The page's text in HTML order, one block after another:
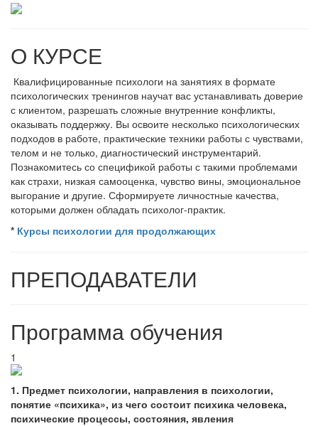
О КУРСЕ
Квалифицированные психологи на занятиях в формате
психологических тренингов научат вас устанавливать доверие
с клиентом, разрешать сложные внутренние конфликты,
оказывать поддержку. Вы освоите несколько психологических
подходов в работе, практические техники работы с чувствами,
телом и не только, диагностический инструментарий.
Познакомитесь со спецификой работы с такими проблемами
как страхи, низкая самооценка, чувство вины, эмоциональное
выгорание и другие. Сформируете личностные качества,
которыми должен обладать психолог-практик.
* Курсы психологии для продолжающих
ПРЕПОДАВАТЕЛИ
Программа обучения
1
1. Предмет психологии, направления в психологии,
понятие «психика», из чего состоит психика человека,
психические процессы, состояния, явления